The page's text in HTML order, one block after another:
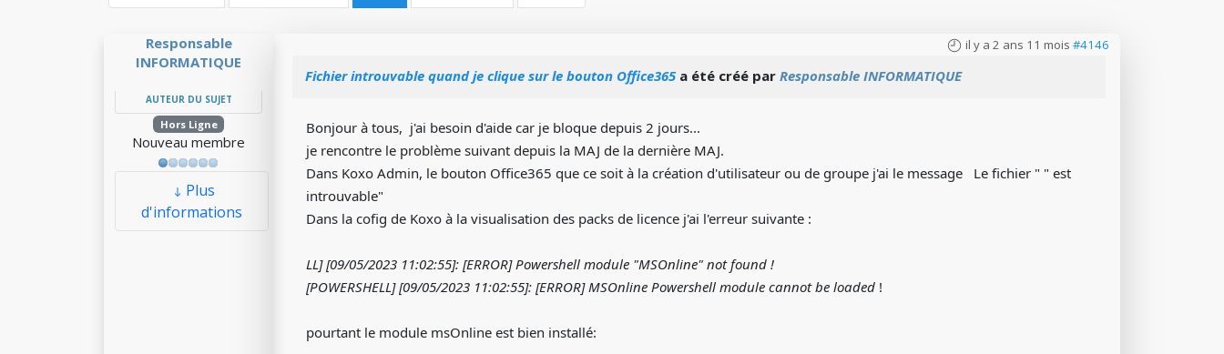
Responsable
INFORMATIQUE
AUTEUR DU SUJET
Hors Ligne
Nouveau membre
Plus
d'informations
il y a 2 ans 11 mois #4146
Fichier introuvable quand je clique sur le bouton Office365a été créé par Responsable INFORMATIQUE
Bonjour à tous, j'ai besoin d'aide car je bloque depuis 2 jours...
je rencontre le problème suivant depuis la MAJ de la dernière MAJ.
Dans Koxo Admin, le bouton Office365 que ce soit à la création d'utilisateur ou de groupe j'ai le message Le fichier " " est
introuvable"
Dans la cofig de Koxo à la visualisation des packs de licence j'ai l'erreur suivante :
LL] [09/05/2023 11:02:55]: [ERROR] Powershell module "MSOnline" not found !
[POWERSHELL] [09/05/2023 11:02:55]: [ERROR] MSOnline Powershell module cannot be loaded !
pourtant le module msOnline est bien installé: